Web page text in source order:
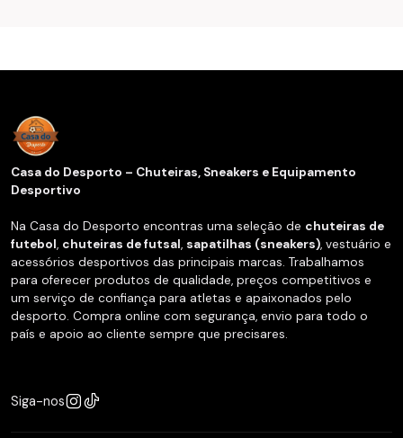
Casa do Desporto – Chuteiras, Sneakers e Equipamento
Desportivo
Na Casa do Desporto encontras uma seleção de chuteiras de
futebol, chuteiras de futsal, sapatilhas (sneakers), vestuário e
acessórios desportivos das principais marcas. Trabalhamos
para oferecer produtos de qualidade, preços competitivos e
um serviço de confiança para atletas e apaixonados pelo
desporto. Compra online com segurança, envio para todo o
país e apoio ao cliente sempre que precisares.
Siga-nos